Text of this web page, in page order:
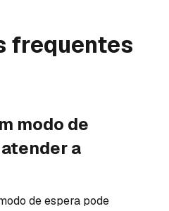
frequentes
modo de
a
de espera pode